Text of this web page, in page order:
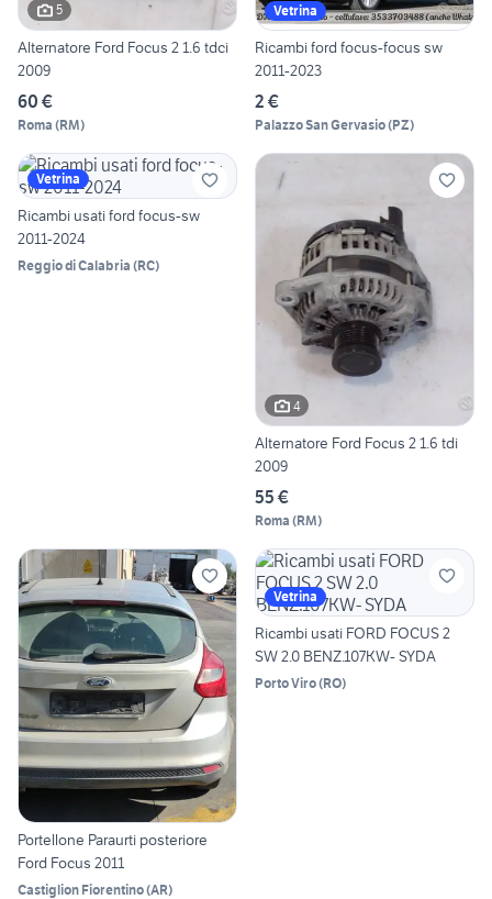
5
Alternatore Ford Focus 2 1.6 tdci
2009
60 €
Roma (RM)
Vetrina
Ricambi ford focus-focus sw
2011-2023
2 €
Palazzo San Gervasio(PZ)
Vetrina
Ricambi usati ford focus-sw
2011-2024
Reggio di Calabria (RC)
4
Alternatore Ford Focus 2 1.6 tdi
2009
55 €
Roma (RM)
Portellone Paraurti posteriore
Ford Focus 2011
Castiglion Fiorentino(AR)
Vetrina
Ricambi usati FORD FOCUS 2
SW 2.0 BENZ.107KW- SYDA
Porto Viro(RO)